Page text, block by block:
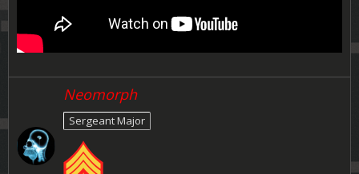
Neomorph
Sergeant Major